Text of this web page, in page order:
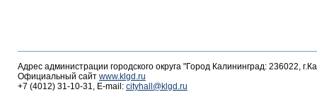
Адрес администрации городского округа "Город Калининград: 236022,
Официальный сайт www.klgd.ru
+7 (4012) 31-10-31, E-mail: cityhall@klgd.ru